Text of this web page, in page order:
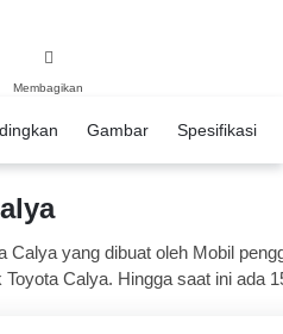
Membagikan
Gambar Spesifikasi
Calya yang dibuat oleh Mobil
Calya. Hingga saat ini ada